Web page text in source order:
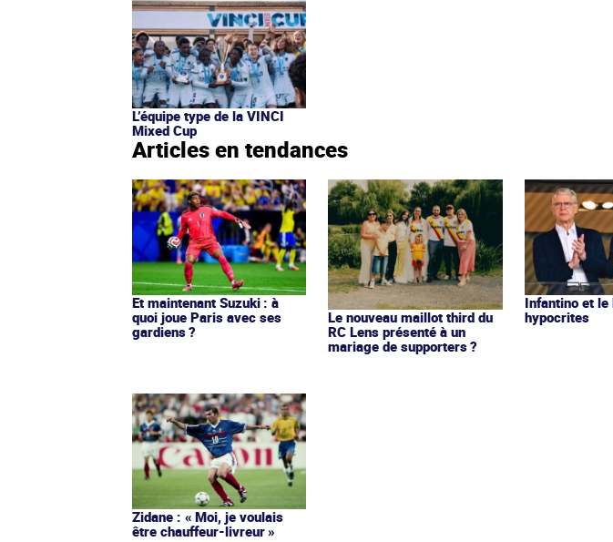
L’équipe type de la VINCI
Mixed Cup
Articles en tendances
Et maintenant Suzuki : à
quoi joue Paris avec ses
gardiens ?
Le nouveau maillot third du
RC Lens présenté à un
mariage de supporters ?
Infantino et le
hypocrites
Zidane : « Moi, je voulais
être chauffeur-livreur »